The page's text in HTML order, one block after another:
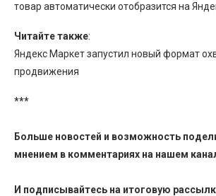
товар автоматически отобразится на
Читайте также:
Яндекс Маркет запустил новый формат
продвижения
***
Больше новостей и возможность
мнением в комментариях на нашем
И подписывайтесь на итоговую